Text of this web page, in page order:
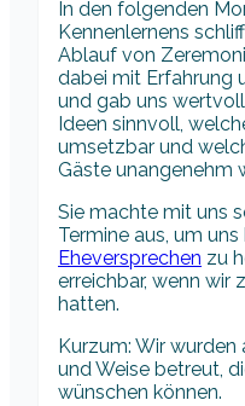
In den folgenden
Kennenlernens
Ablauf von
dabei mit Erfahrung
und gab uns
Ideen sinnvoll,
umsetzbar und
Gäste unangenehm
Sie machte mit uns
Termine aus, um uns
Eheversprechen zu
erreichbar, wenn wir
hatten.
Kurzum: Wir
und Weise betreut,
wünschen können.